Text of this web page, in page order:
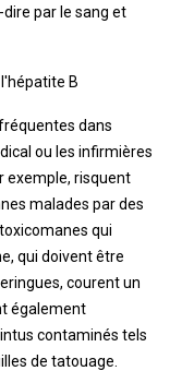
par le sang et
B
dans
ou les infirmières
exemple, risquent
malades par des
qui
qui doivent être
courent un
également
contaminés tels
de tatouage.